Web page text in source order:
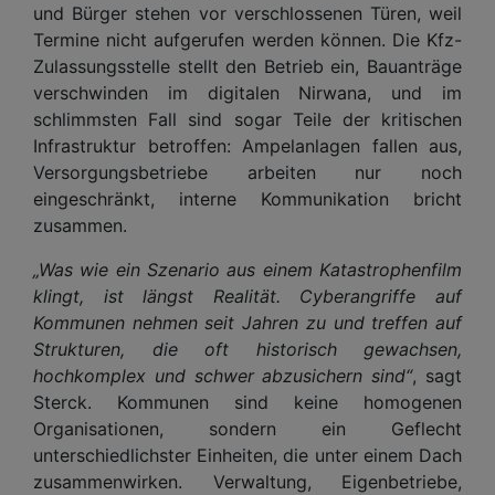
und Bürger stehen vor verschlossenen Türen, weil
Termine nicht aufgerufen werden können. Die Kfz-
Zulassungsstelle stellt den Betrieb ein, Bauanträge
verschwinden im digitalen Nirwana, und im
schlimmsten Fall sind sogar Teile der kritischen
Infrastruktur betroffen: Ampelanlagen fallen aus,
Versorgungsbetriebe arbeiten nur noch
eingeschränkt, interne Kommunikation bricht
zusammen.
„Was wie ein Szenario aus einem Katastrophenfilm
klingt, ist längst Realität. Cyberangriffe auf
Kommunen nehmen seit Jahren zu und treffen auf
Strukturen, die oft historisch gewachsen,
hochkomplex und schwer abzusichern sind“, sagt
Sterck. Kommunen sind keine homogenen
Organisationen, sondern ein Geflecht
unterschiedlichster Einheiten, die unter einem Dach
zusammenwirken. Verwaltung, Eigenbetriebe,